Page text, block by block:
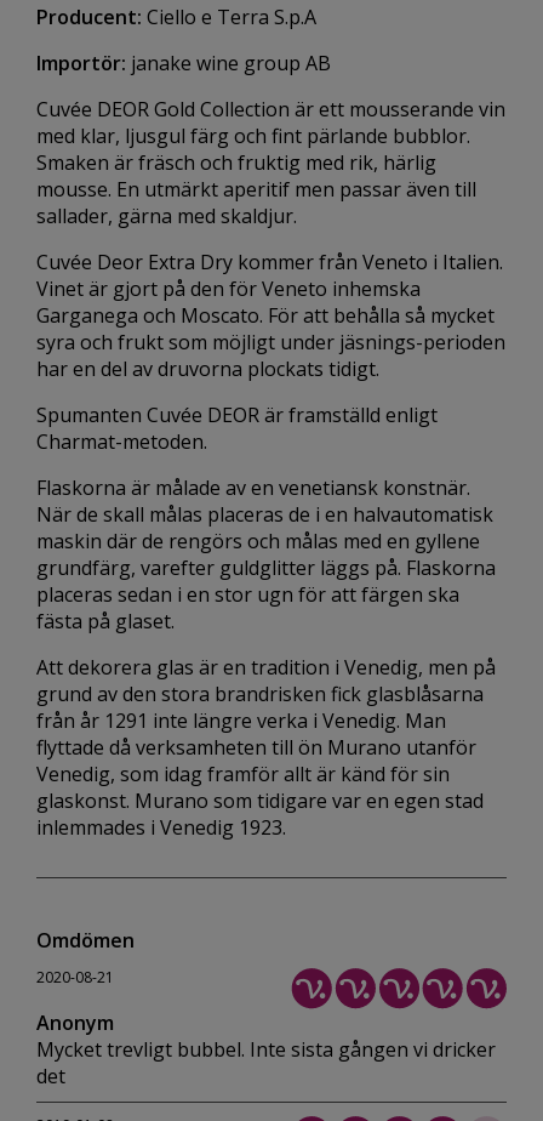
Producent: Ciello e Terra S.p.A
Importör: janake wine group AB
Cuvée DEOR Gold Collection är ett mousserande vin
med klar, ljusgul färg och fint pärlande bubblor.
Smaken är fräsch och fruktig med rik, härlig
mousse. En utmärkt aperitif men passar även till
sallader, gärna med skaldjur.
Cuvée Deor Extra Dry kommer från Veneto i Italien.
Vinet är gjort på den för Veneto inhemska
Garganega och Moscato. För att behålla så mycket
syra och frukt som möjligt under jäsnings-perioden
har en del av druvorna plockats tidigt.
Spumanten Cuvée DEOR är framställd enligt
Charmat-metoden.
Flaskorna är målade av en venetiansk konstnär.
När de skall målas placeras de i en halvautomatisk
maskin där de rengörs och målas med en gyllene
grundfärg, varefter guldglitter läggs på. Flaskorna
placeras sedan i en stor ugn för att färgen ska
fästa på glaset.
Att dekorera glas är en tradition i Venedig, men på
grund av den stora brandrisken fick glasblåsarna
från år 1291 inte längre verka i Venedig. Man
flyttade då verksamheten till ön Murano utanför
Venedig, som idag framför allt är känd för sin
glaskonst. Murano som tidigare var en egen stad
inlemmades i Venedig 1923.
Omdömen
2020-08-21
Anonym
Mycket trevligt bubbel. Inte sista gången vi dricker
det